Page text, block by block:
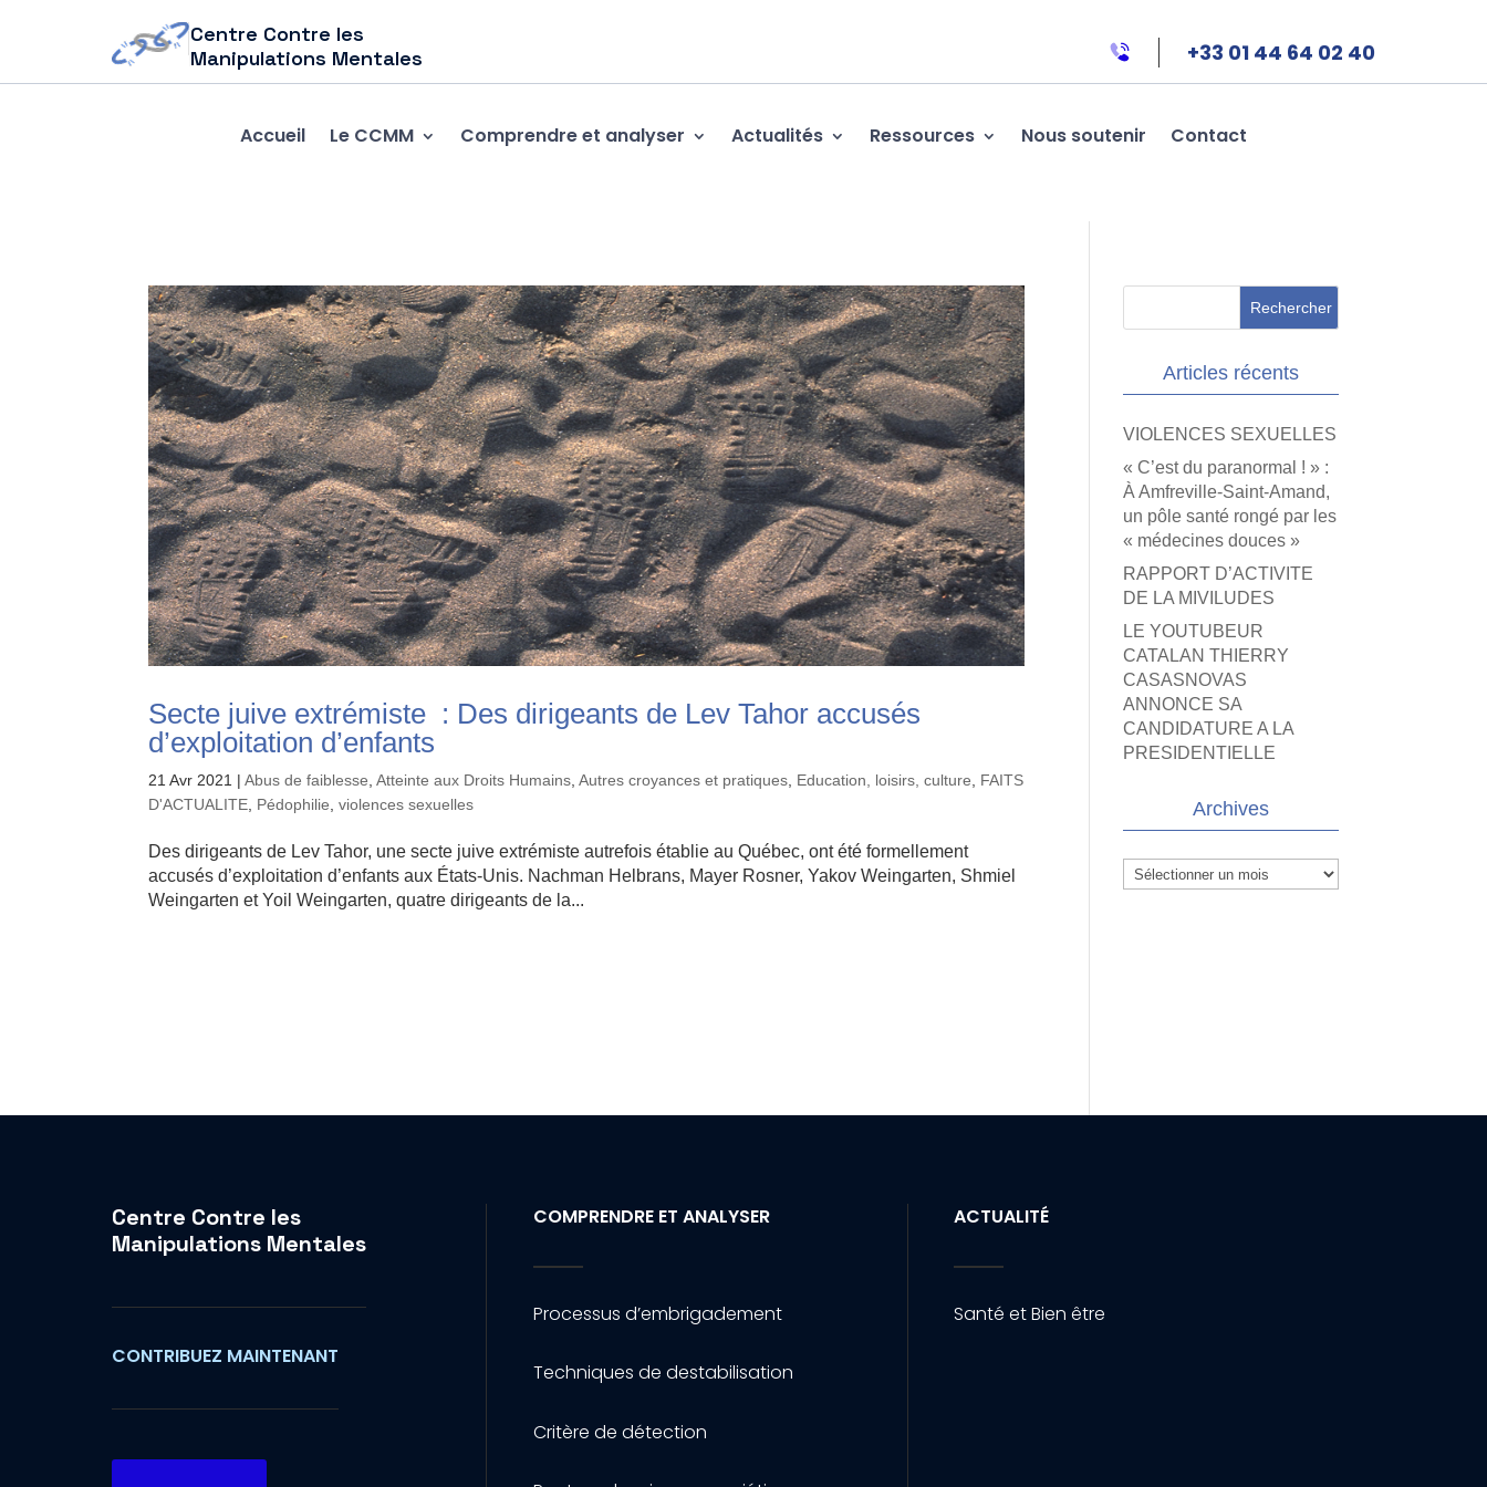
Centre Contre les
Manipulations Mentales
+33 01 44 64 02 40
Accueil Le CCMM Comprendre et analyser Actualités Ressources Nous soutenir Contact
Secte juive extrémiste : Des dirigeants de Lev Tahor accusés
d’exploitation d’enfants
21 Avr 2021 |Abus de faiblesse ,Atteinte aux Droits Humains ,Autres croyances et pratiques Education, loisirs, culture
FAITS
D'ACTUALITE Pédophilie ,violences sexuelles
Des dirigeants de Lev Tahor, une secte juive extrémiste autrefois établie au Québec, ont été formellement
accusés d’exploitation d’enfants aux États-Unis. Nachman Helbrans, Mayer Rosner, Yakov Weingarten, Shmiel
Weingarten et Yoil Weingarten, quatre dirigeants de la...
Articles récents
VIOLENCES SEXUELLES
« C’est du paranormal ! » :
À Amfreville-Saint-Amand,
un pôle santé rongé par les
« médecines douces »
RAPPORT D’ACTIVITE
DE LA MIVILUDES
LE YOUTUBEUR
CATALAN THIERRY
CASASNOVAS
ANNONCE SA
CANDIDATURE A LA
PRESIDENTIELLE
Archives
Archives
Centre Contre les
Manipulations Mentales
CONTRIBUEZ MAINTENANT
COMPRENDRE ET ANALYSER
Processus d’embrigadement
Techniques de destabilisation
Critère de détection
ACTUALITÉ
Santé et Bien être